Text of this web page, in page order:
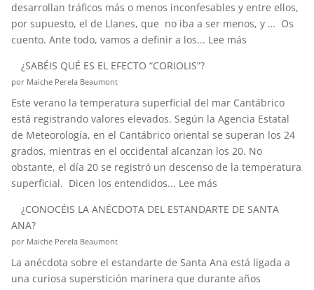
desarrollan tráficos más o menos inconfesables y entre ellos,
por supuesto, el de Llanes, que no iba a ser menos, y … Os
cuento. Ante todo, vamos a definir a los... Lee más:
Y
PILLERÍAS
PORTUARIAS
¿SABÉIS QUÉ ES EL EFECTO “CORIOLIS”?
por Maiche Perela Beaumont
Este verano la temperatura superficial del mar Cantábrico
está registrando valores elevados. Según la Agencia Estatal
de Meteorología, en el Cantábrico oriental se superan los 24
grados, mientras en el occidental alcanzan los 20. No
obstante, el día 20 se registró un descenso de la temperatura
superficial. Dicen los entendidos... Lee más:
QUÉ
EFECTO
“CORIOLIS”?
¿CONOCÉIS LA ANÉCDOTA DEL ESTANDARTE DE SANTA
ANA?
por Maiche Perela Beaumont
La anécdota sobre el estandarte de Santa Ana está ligada a
una curiosa superstición marinera que durante años